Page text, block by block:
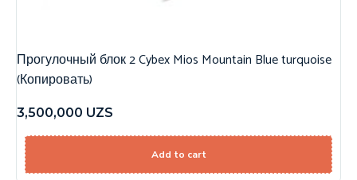
Прогулочный блок 2 Cybex Mios Mountain Blue turquoise
(Копировать)
3,500,000 UZS
Add to cart